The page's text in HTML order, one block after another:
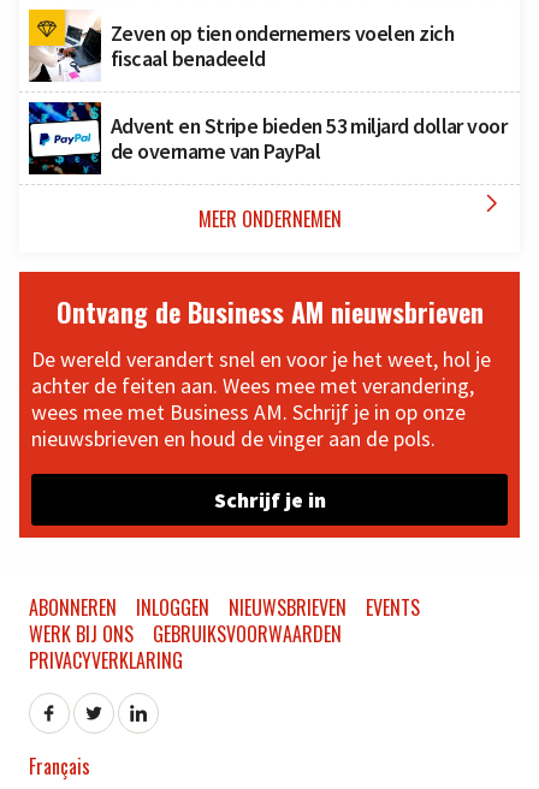
Zeven op tien ondernemers voelen zich
fiscaal benadeeld
Advent en Stripe bieden 53 miljard dollar voor
de overname van PayPal
MEER ONDERNEMEN 
Ontvang de Business AM nieuwsbrieven
De wereld verandert snel en voor je het weet, hol je
achter de feiten aan. Wees mee met verandering,
wees mee met Business AM. Schrijf je in op onze
nieuwsbrieven en houd de vinger aan de pols.
Schrijf je in
ABONNEREN INLOGGEN NIEUWSBRIEVEN
EVENTS
WERK BIJ ONS
GEBRUIKSVOORWAARDEN
PRIVACYVERKLARING
Français